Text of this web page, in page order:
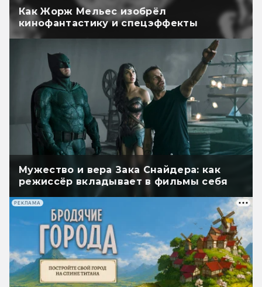
Как Жорж Мельес изобрёл
кинофантастику и спецэффекты
Мужество и вера Зака Снайдера: как
режиссёр вкладывает в фильмы себя
РЕКЛАМА